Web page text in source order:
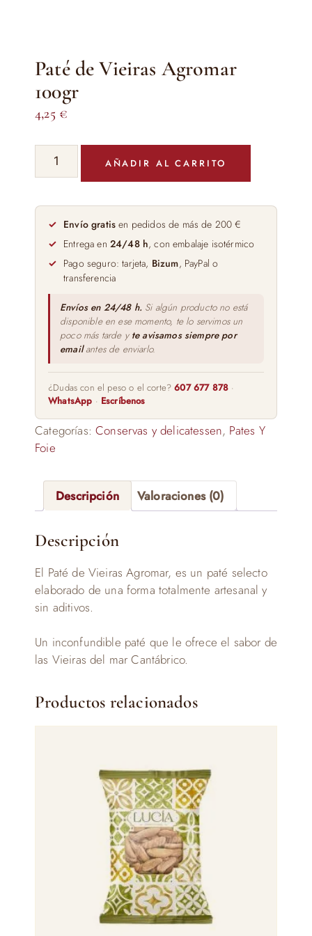
Paté de Vieiras Agromar
100gr
4,25 €
Agromar
100gr
cantidad
AÑADIR AL CARRITO
Envío gratis en pedidos de más de 200 €
Entrega en 24/48 h, con embalaje isotérmico
Pago seguro: tarjeta, Bizum, PayPal o
transferencia
Envíos en 24/48 h. Si algún producto no está
disponible en ese momento, te lo servimos un
poco más tarde y te avisamos siempre por
emailantes de enviarlo.
¿Dudas con el peso o el corte?607 677 878 ·
WhatsApp · Escríbenos
Categorías:Conservas y delicatessen, Pates Y
Foie
Descripción Valoraciones (0)
Descripción
El Paté de Vieiras Agromar, es un paté selecto
elaborado de una forma totalmente artesanal y
sin aditivos.
Un inconfundible paté que le ofrece el sabor de
las Vieiras del mar Cantábrico.
Productos relacionados